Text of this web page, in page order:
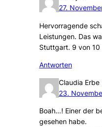
27.
Hervorragende
Leistungen. Das
Stuttgart. 9 von 10
Antworten
Claudia Erbe
23.
Boah…! Einer der
gesehen habe.